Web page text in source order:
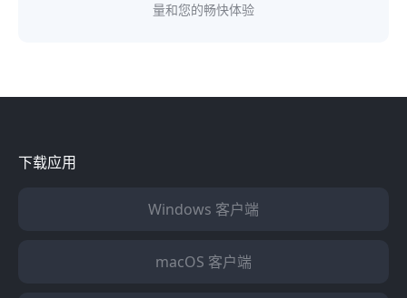
量和您的畅快体验
下载应用
Windows 客户端
macOS 客户端